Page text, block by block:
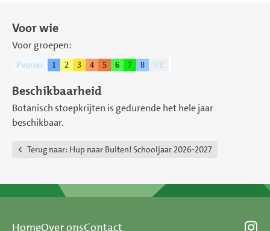
Voor wie
Voor groepen:
Peuters 1 2 3 4 5 6 7 8 VE
Beschikbaarheid
Botanisch stoepkrijten is gedurende het hele jaar
beschikbaar.
Terug naar: Ηup naar Buiten! Schooljaar 2026-2027
HomeOver onsContact